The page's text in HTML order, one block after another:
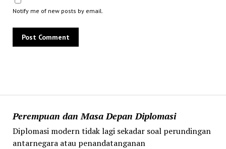
Perempuan dan Masa Depan Diplomasi
Diplomasi modern tidak lagi sekadar soal perundingan
antarnegara atau penandatanganan
Notify me of new posts by email.